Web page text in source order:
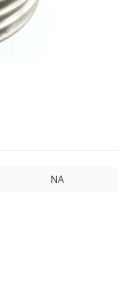
NA